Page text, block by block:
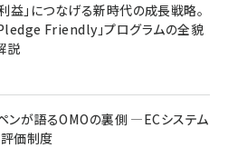
益」につなげる新時代の成長戦略。
Friendly」プログラムの全貌
説
ンが語るOMOの裏側 ―ECシステム
評価制度